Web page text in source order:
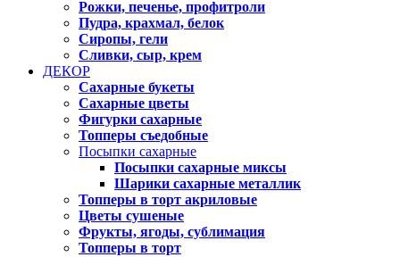
Рожки, печенье, профитроли
Пудра, крахмал, белок
Сиропы, гели
Сливки, сыр, крем
ДЕКОР
Сахарные букеты
Сахарные цветы
Фигурки сахарные
Топперы съедобные
Посыпки сахарные
Посыпки сахарные миксы
Шарики сахарные металлик
Топперы в торт акриловые
Цветы сушеные
Фрукты, ягоды, сублимация
Топперы в торт